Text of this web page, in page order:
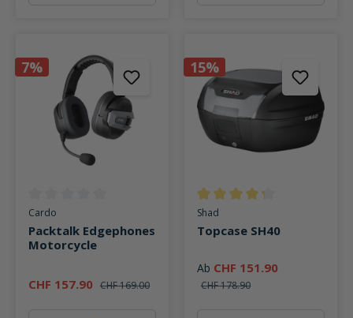
7%
Durchschnittliche Bewertung von 0 von 5 Sternen
Cardo
Packtalk Edgephones
Motorcycle
CHF 157.90 CHF 169.00
15%
Durchschnittliche Bewertung
Shad
Topcase SH40
Ab CHF 151.90
CHF 178.90